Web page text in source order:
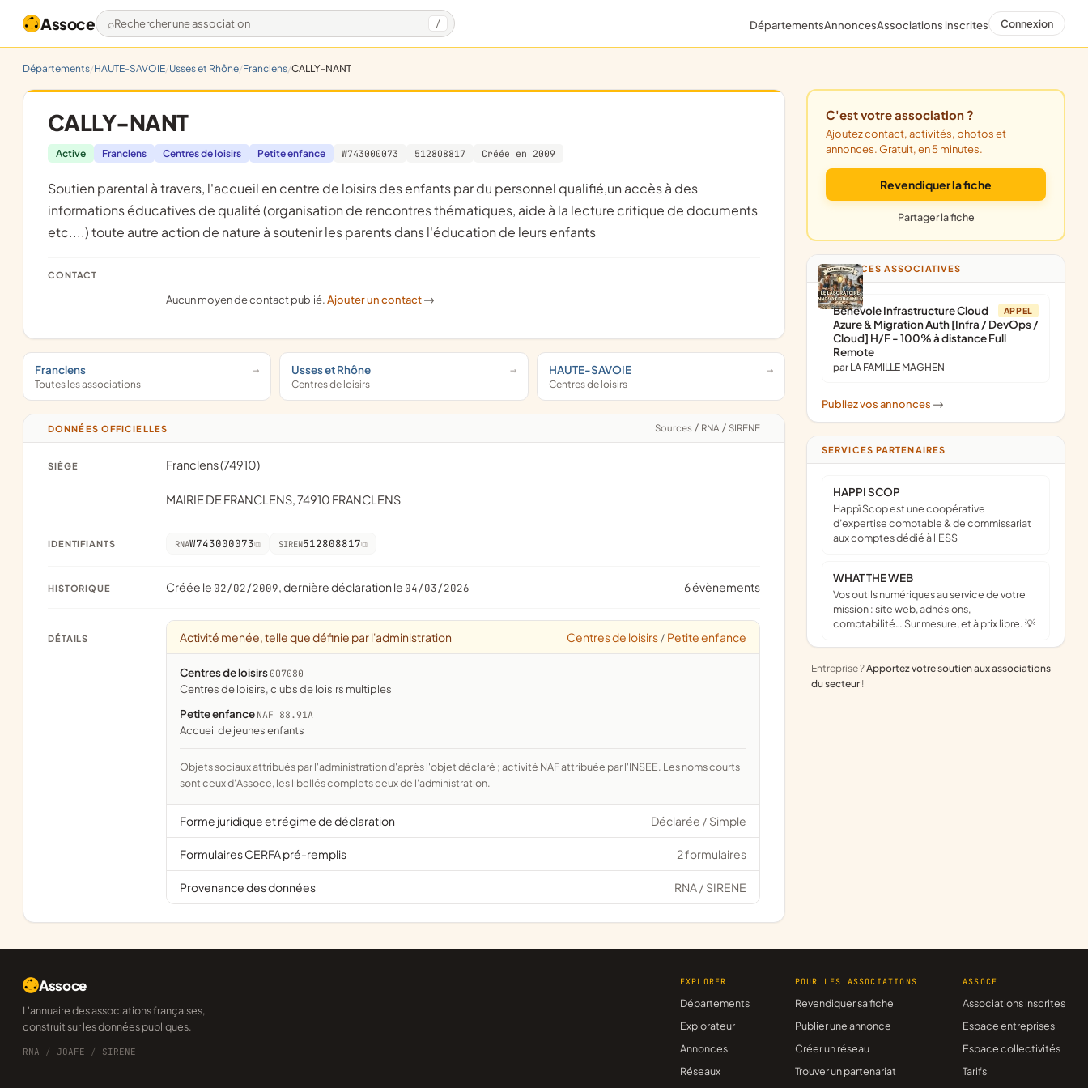
Assoce Rechercher une association / DépartementsAnnoncesAssociations inscrites Connexion
Départements HAUTE-SAVOIE Usses et Rhône Franclens CALLY-NANT
CALLY-NANT
Active Franclens Centres de loisirs Petite enfance W743000073 512808817 Créée en 2009
soutien parental à travers, l'accueil en centre de loisirs des enfants par du personnel qualifié,un accès à des
informations éducatives de qualité (organisation de rencontres thématiques, aide à la lecture critique de documents
etc....) toute autre action de nature à soutenir les parents dans l'éducation de leurs enfants
CONTACT
Aucun moyen de contact publié.Ajouter un contact ->
Franclens
Toutes les associations
Usses et Rhône
Centres de loisirs
HAUTE-SAVOIE
Centres de loisirs
DONNÉES OFFICIELLES Sources / RNA / SIRENE
SIÈGE Franclens (74910)
MAIRIE DE FRANCLENS, 74910 FRANCLENS
IDENTIFIANTS RNAW743000073 SIREN512808817
HISTORIQUE Créée le 02/02/2009, dernière déclaration le 04/03/2026 6 évènements
DÉTAILS Activité menée, telle que définie par l'administration Centres de loisirs / Petite enfance
Centres de loisirs 007080
centres de loisirs, clubs de loisirs multiples
Petite enfance NAF 88.91A
Accueil de jeunes enfants
Objets sociaux attribués par l'administration d'après l'objet déclaré ; activité NAF attribuée par l'INSEE. Les noms courts
sont ceux d'Assoce, les libellés complets ceux de l'administration.
Forme juridique et régime de déclaration Déclarée / Simple
Formulaires CERFA pré-remplis 2 formulaires
Provenance des données RNA / SIRENE
C'est votre association ?
Ajoutez contact, activités, photos et
annonces. Gratuit, en 5 minutes.
Revendiquer la fiche
Partager la fiche
ANNONCES ASSOCIATIVES
APPEL
Bénévole Infrastructure Cloud
Azure & Migration Auth [Infra / DevOps /
Cloud] H/F - 100% à distance Full
Remote
par LA FAMILLE MAGHEN
Publiez vos annonces ->
SERVICES PARTENAIRES
HAPPI SCOP
Happï Scop est une coopérative
d’expertise comptable & de commissariat
aux comptes dédié à l'ESS
WHAT THE WEB
Vos outils numériques au service de votre
mission : site web, adhésions,
comptabilité… Sur mesure, et à prix libre. 💡
Entreprise ?Apportez votre soutien aux associations
du secteur !
Assoce
L'annuaire des associations françaises,
construit sur les données publiques.
RNA / JOAFE / SIRENE
EXPLORER
Départements
Explorateur
Annonces
Réseaux
POUR LES ASSOCIATIONS
Revendiquer sa fiche
Publier une annonce
Créer un réseau
Trouver un partenariat
ASSOCE
Associations inscrites
Espace entreprises
Espace collectivités
Tarifs